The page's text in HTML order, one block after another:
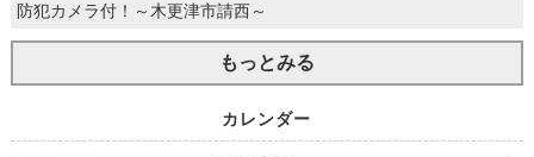
防犯カメラ付！～木更津市請西～
もっとみる
カレンダー